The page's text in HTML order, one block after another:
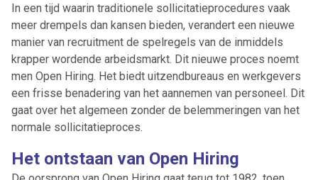
In een tijd waarin traditionele sollicitatieprocedures vaak
meer drempels dan kansen bieden, verandert een nieuwe
manier van recruitment de spelregels van de inmiddels
krapper wordende arbeidsmarkt. Dit nieuwe proces noemt
men Open Hiring. Het biedt uitzendbureaus en werkgevers
een frisse benadering van het aannemen van personeel. Dit
gaat over het algemeen zonder de belemmeringen van het
normale sollicitatieproces.
Het ontstaan van Open Hiring